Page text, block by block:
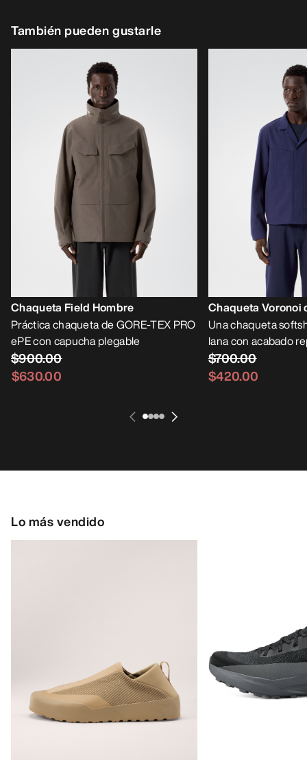
También pueden gustarle
Chaqueta Field Hombre
Práctica chaqueta de GORE-TEX PRO
ePE con capucha plegable
$900.00
$630.00
Chaqueta Voronoi
Una chaqueta
lana con acabado
$700.00
$420.00
Lo más vendido